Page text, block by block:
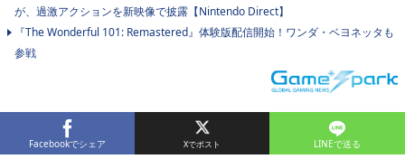
が、過激アクションを新映像で披露【Nintendo Direct】
『The Wonderful 101: Remastered』体験版配信開始！ワンダ・ベヨネッタも
参戦
Facebookでシェア LINEで送る